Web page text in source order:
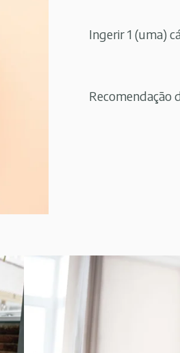
Ingerir 1 (uma)
Recomendação